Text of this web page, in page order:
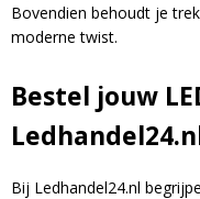
Bovendien behoudt je
moderne twist.
Bestel jouw
Bij Ledhandel24.nl